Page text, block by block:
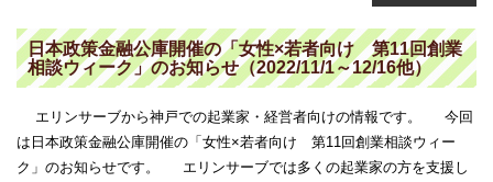
日本政策金融公庫開催の「女性×若者向け 第11回創業
相談ウィーク」のお知らせ（2022/11/1～12/16他）
エリンサーブから神戸での起業家・経営者向けの情報です。 今回
は日本政策金融公庫開催の「女性×若者向け 第11回創業相談ウィー
ク」のお知らせです。 エリンサーブでは多くの起業家の方を支援し